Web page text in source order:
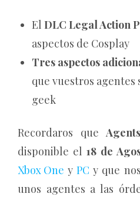
El DLC Legal Action
aspectos de Cosplay
Tres aspectos
que vuestros agentes
geek
Recordaros que
disponible el 18 de
Xbox One yPC y que
unos agentes a las